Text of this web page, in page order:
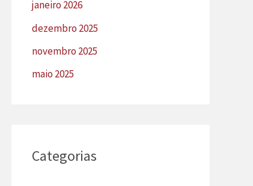
janeiro 2026
dezembro 2025
novembro 2025
maio 2025
Categorias